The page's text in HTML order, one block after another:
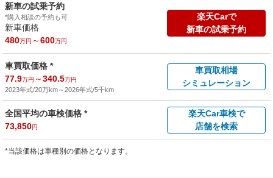
新車の試乗予約
*購入相談の予約も可
新車価格
480万円 ～600万円
楽天Carで
新車の試乗予約
車買取価格 *
77.9万円 ～340.5万円
2023年式/20万km～2026年式/5千km
車買取相場
シミュレーション
全国平均の車検価格 *
73,850円
楽天Car車検で
店舗を検索
*当該価格は車種別の価格となります。